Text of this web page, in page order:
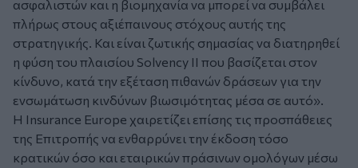
ασφαλιστών και η βιομηχανία να μπορεί να συμβάλει
πλήρως στους αξιέπαινους στόχους αυτής της
στρατηγικής. Και είναι ζωτικής σημασίας να διατηρηθεί
η φύση του πλαισίου Solvency II που βασίζεται στον
κίνδυνο, κατά την εξέταση πιθανών δράσεων για την
ενσωμάτωση κινδύνων βιωσιμότητας μέσα σε αυτό».
Η Insurance Europe χαιρετίζει επίσης τις προσπάθειες
της Επιτροπής να ενθαρρύνει την έκδοση τόσο
κρατικών όσο και εταιρικών πράσινων ομολόγων μέσω